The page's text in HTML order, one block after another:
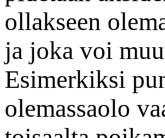
ollakseen
ja joka voi
Esimerkiksi
olemassaolo